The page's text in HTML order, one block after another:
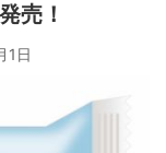
売！
1日